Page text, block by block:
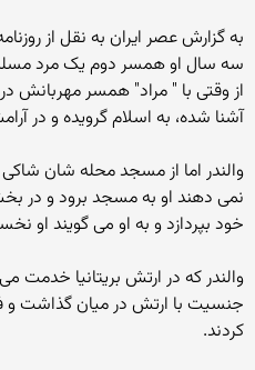
به گزارش عصر ایران به نقل از
سه سال او همسر دوم یک مرد
از وقتی با " مراد" همسر مهربانش
آشنا شده، به اسلام گرویده و در
والندر اما از مسجد محله شان
نمی دهند او به مسجد برود و در
خود بپردازد و به او می گویند
والندر که در ارتش بریتانیا خدمت
جنسیت با ارتش در میان گذاشت و
کردند.